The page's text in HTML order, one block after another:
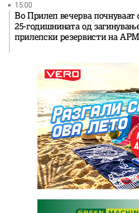
15:00
Во Прилеп вечерва
25-годишнината од
прилепски резервисти на